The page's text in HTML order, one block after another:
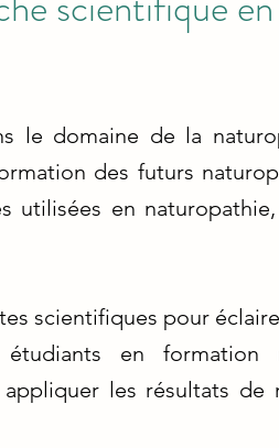
le domaine de la
des futurs
utilisées en
scientifiques pour
en formation
les résultats de